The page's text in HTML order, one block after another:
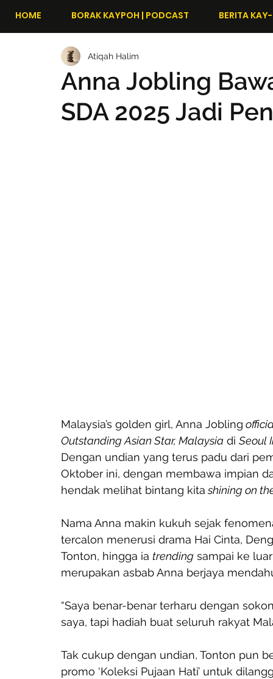
HOME BORAK KAYPOH | PODCAST BERITA
Anna Jobling
SDA 2025 Jadi
Atiqah Halim
Malaysia’s golden girl, Anna Jobling
Outstanding Asian Star, Malaysia di Seoul
Dengan undian yang terus padu dari
Oktober ini, dengan membawa impian
hendak melihat bintang kita shining on
Nama Anna makin kukuh sejak
tercalon menerusi drama Hai Cinta,
Tonton, hingga ia trending sampai ke
merupakan asbab Anna berjaya
“Saya benar-benar terharu dengan
saya, tapi hadiah buat seluruh rakyat
Tak cukup dengan undian, Tonton pun
promo ‘Koleksi Pujaan Hati’ untuk